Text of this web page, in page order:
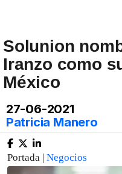
Solunion
Iranzo como
México
27-06-2021
Patricia Manero
Portada | Negocios